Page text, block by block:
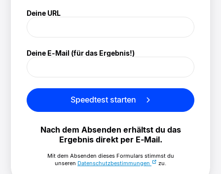
(/speedtest)
Deine URL
Deine E-Mail (für das Ergebnis!)
Speedtest starten
Nach dem Absenden erhältst du das
Ergebnis direkt per E-Mail.
Mit dem Absenden dieses Formulars stimmst du
unseren Datenschutzbestimmungen zu.